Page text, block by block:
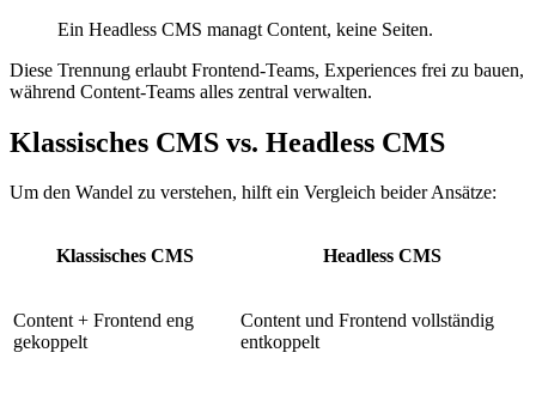
Ein Headless CMS managt Content, keine Seiten.
Diese Trennung erlaubt Frontend-Teams, Experiences frei zu bauen,
während Content-Teams alles zentral verwalten.
Klassisches CMS vs. Headless CMS
Um den Wandel zu verstehen, hilft ein Vergleich beider Ansätze:
Klassisches CMS Headless CMS
Content + Frontend eng
gekoppelt
Content und Frontend vollständig
entkoppelt